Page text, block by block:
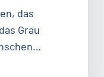
das
Grau